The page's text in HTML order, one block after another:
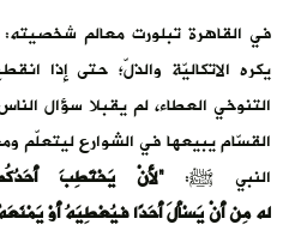
في القاهرة تبلورت معالم
يكره الاتكاليّة والذلّ؛ حتى إذا
التنوخي العطاء، لم يقبلا سؤال
القسّام يبيعها في الشوارع
النبي ﷺ:“لأَنْ يَحْتَطِبَ
له مِن أَنْ يَسْأَلَ أَحَدًا فيُعْطِيَهُ أَوْ